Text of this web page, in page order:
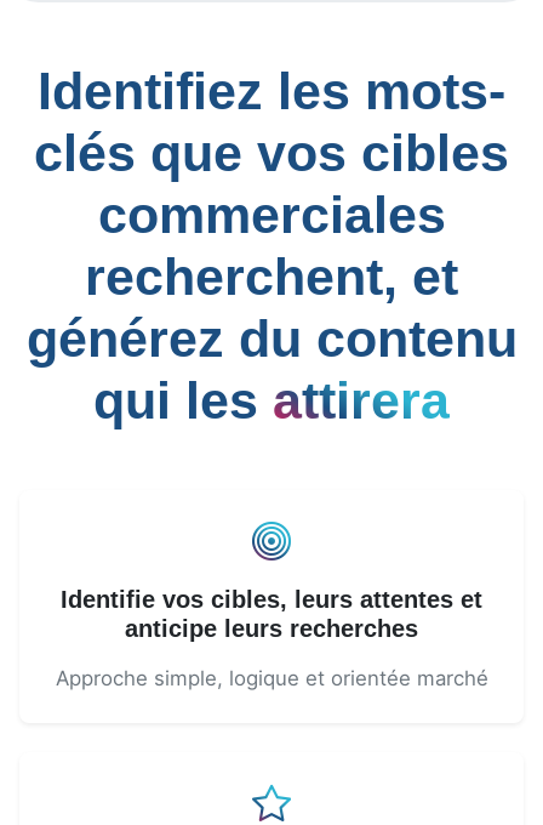
Identifiez les mots-
clés que vos cibles
commerciales
recherchent, et
générez du contenu
qui les attirera
Identifie vos cibles, leurs attentes et
anticipe leurs recherches
Approche simple, logique et orientée marché